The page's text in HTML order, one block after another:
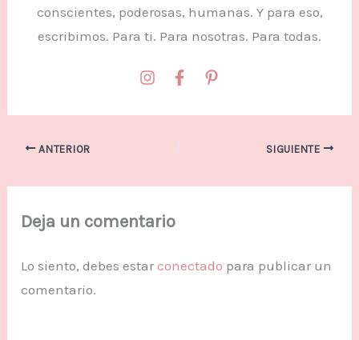
conscientes, poderosas, humanas. Y para eso,
escribimos. Para ti. Para nosotras. Para todas.
ANTERIOR SIGUIENTE
Deja un comentario
Lo siento, debes estarconectado para publicar un
comentario.